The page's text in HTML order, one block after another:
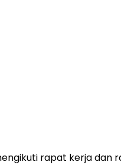
rapat kerja dan